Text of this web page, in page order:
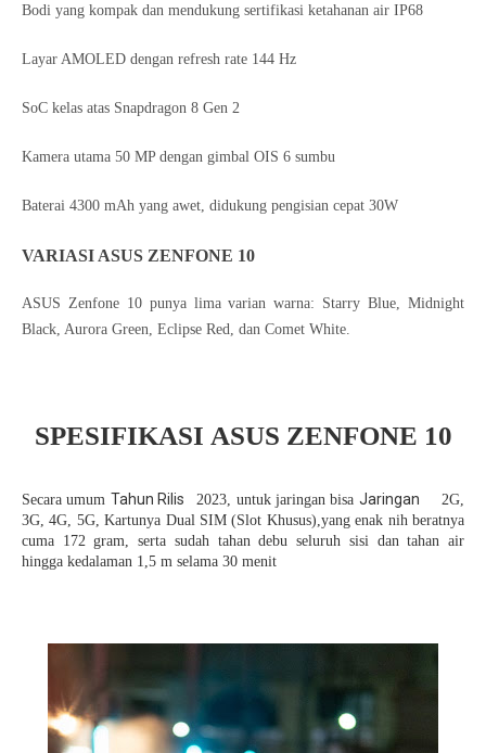
Bodi yang kompak dan mendukung sertifikasi ketahanan air IP68
Layar AMOLED dengan refresh rate 144 Hz
SoC kelas atas Snapdragon 8 Gen 2
Kamera utama 50 MP dengan gimbal OIS 6 sumbu
Baterai 4300 mAh yang awet, didukung pengisian cepat 30W
VARIASI ASUS ZENFONE 10
ASUS Zenfone 10 punya lima varian warna: Starry Blue, Midnight
Black, Aurora Green, Eclipse Red, dan Comet White.
SPESIFIKASI ASUS ZENFONE 10
Secara umum Tahun Rilis 2023, untuk jaringan bisa Jaringan
2G,
3G, 4G, 5G, Kartunya Dual SIM (Slot Khusus),yang enak nih beratnya
cuma 172 gram,serta sudah tahan debu seluruh sisi dan tahan air
hingga kedalaman 1,5 m selama 30 menit